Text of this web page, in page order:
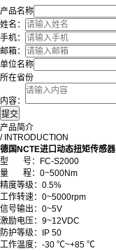
产品名称
姓名：
手机：
邮箱：
单位名称
所在省份
内容：
产品简介
/ INTRODUCTION
德国NCTE进口动态扭矩传感器
型 号：FC-S2000
量 程：0~500Nm
精度等级：0.5%
工作转速：0~5000rpm
信号输出：0~5V
激励电压：9~12VDC
防护等级：IP 50
工作温度：-30 ℃~+85 ℃